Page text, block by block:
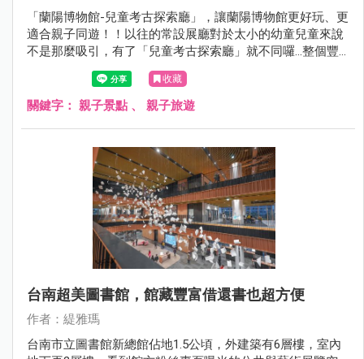
「蘭陽博物館-兒童考古探索廳」，讓蘭陽博物館更好玩、更
適合親子同遊！！以往的常設展廳對於太小的幼童兒童來說
不是那麼吸引，有了「兒童考古探索廳」就不同囉…整個豐
富度大躍進，還沒來的親子族群看過來，每人50元就能當小
小考古探險家，而且1:1復刻還原的「淇武蘭傳統家屋」超好
拍，值得一訪！
收藏
關鍵字： 親子景點 、 親子旅遊
台南超美圖書館，館藏豐富借還書也超方便
作者：緹雅瑪
台南市立圖書館新總館佔地1.5公頃，外建築有6層樓，室內